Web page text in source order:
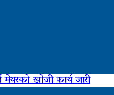
मेयरको खोजी कार्य जारी